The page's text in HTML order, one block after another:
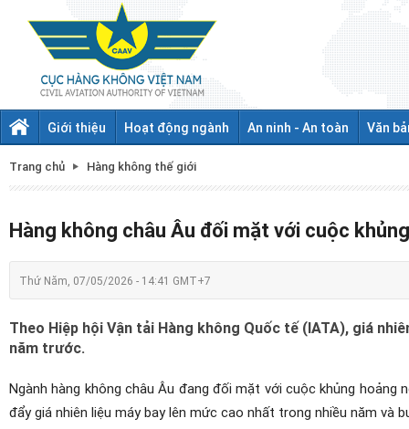
Giới thiệu Hoạt động ngành An ninh - An toàn Văn
Trang chủ Hàng không thế giới
Hàng không châu Âu đối mặt với cuộc
Thứ Năm, 07/05/2026 - 14:41 GMT+7
Theo Hiệp hội Vận tải Hàng không Quốc tế (IATA), giá
năm trước.
Ngành hàng không châu Âu đang đối mặt với cuộc khủng
đẩy giá nhiên liệu máy bay lên mức cao nhất trong nhiều năm và